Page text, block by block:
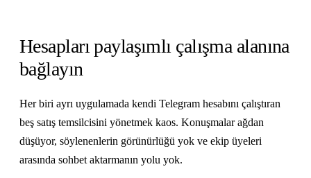
Hesapları paylaşımlı çalışma alanına
bağlayın
Her biri ayrı uygulamada kendi Telegram hesabını çalıştıran
beş satış temsilcisini yönetmek kaos. Konuşmalar ağdan
düşüyor, söylenenlerin görünürlüğü yok ve ekip üyeleri
arasında sohbet aktarmanın yolu yok.